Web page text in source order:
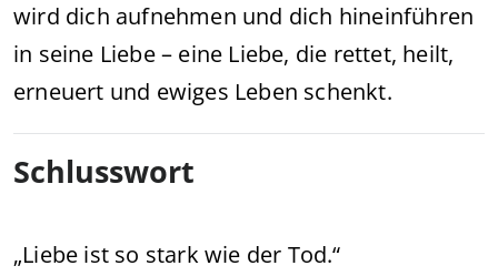
wird dich aufnehmen und dich hineinführen
in seine Liebe – eine Liebe, die rettet, heilt,
erneuert und ewiges Leben schenkt.
Schlusswort
„Liebe ist so stark wie der Tod.“